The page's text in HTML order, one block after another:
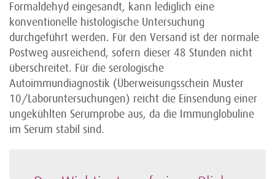
Formaldehyd eingesandt, kann lediglich eine
konventionelle histologische Untersuchung
durchgeführt werden. Für den Versand ist der normale
Postweg ausreichend, sofern dieser 48 Stunden nicht
überschreitet. Für die serologische
Autoimmundiagnostik (Überweisungsschein Muster
10/Laboruntersuchungen) reicht die Einsendung einer
ungekühlten Serumprobe aus, da die Immunglobuline
im Serum stabil sind.